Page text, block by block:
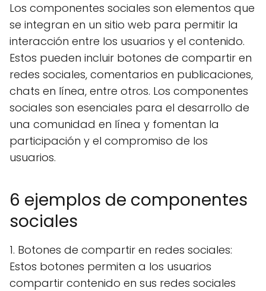
Los componentes sociales son elementos que
se integran en un sitio web para permitir la
interacción entre los usuarios y el contenido.
Estos pueden incluir botones de compartir en
redes sociales, comentarios en publicaciones,
chats en línea, entre otros. Los componentes
sociales son esenciales para el desarrollo de
una comunidad en línea y fomentan la
participación y el compromiso de los
usuarios.
6 ejemplos de componentes
sociales
1. Botones de compartir en redes sociales:
Estos botones permiten a los usuarios
compartir contenido en sus redes sociales